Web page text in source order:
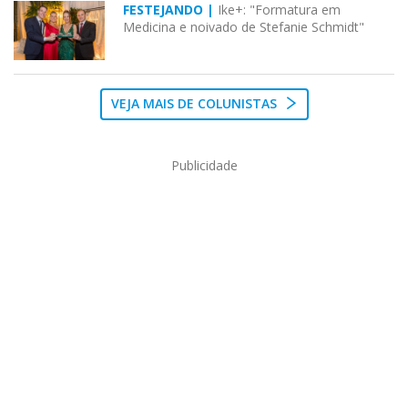
FESTEJANDO | Ike+: "Formatura em
Medicina e noivado de Stefanie Schmidt"
VEJA MAIS DE COLUNISTAS
Publicidade